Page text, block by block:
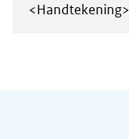
<Handtekening>